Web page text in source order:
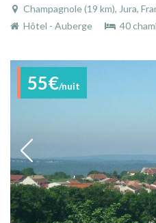
Champagnole (19 km), Jura, Franche-
Hôtel - Auberge
40
55€/nuit